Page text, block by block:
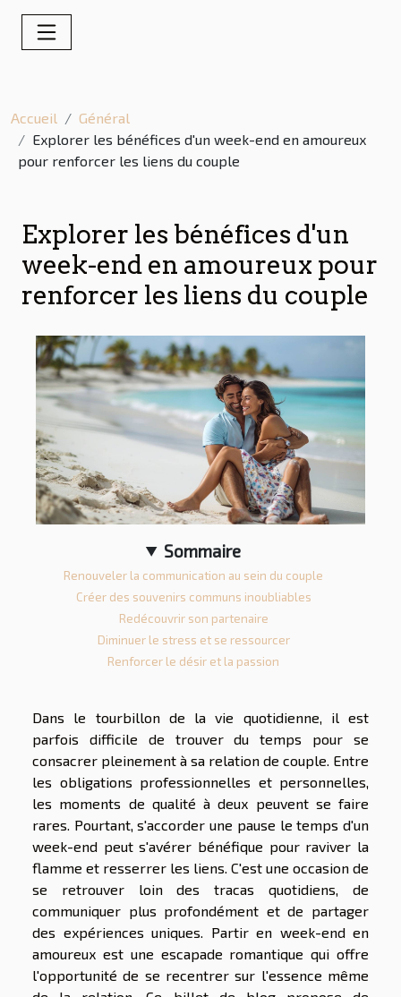
Accueil
Général
Explorer les bénéfices d'un week-end en amoureux
pour renforcer les liens du couple
Explorer les bénéfices d'un
week-end en amoureux pour
renforcer les liens du couple
Sommaire
Renouveler la communication au sein du couple
Créer des souvenirs communs inoubliables
Redécouvrir son partenaire
Diminuer le stress et se ressourcer
Renforcer le désir et la passion
Dans le tourbillon de la vie quotidienne, il est
parfois difficile de trouver du temps pour se
consacrer pleinement à sa relation de couple. Entre
les obligations professionnelles et personnelles,
les moments de qualité à deux peuvent se faire
rares. Pourtant, s'accorder une pause le temps d'un
week-end peut s'avérer bénéfique pour raviver la
flamme et resserrer les liens. C'est une occasion de
se retrouver loin des tracas quotidiens, de
communiquer plus profondément et de partager
des expériences uniques. Partir en week-end en
amoureux est une escapade romantique qui offre
l'opportunité de se recentrer sur l'essence même